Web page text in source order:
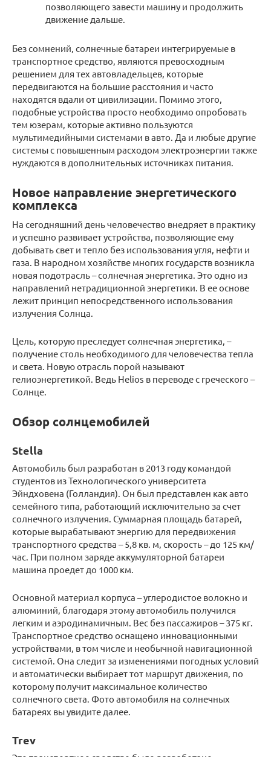
позволяющего завести машину и продолжить
движение дальше.
Без сомнений, солнечные батареи интегрируемые в
транспортное средство, являются превосходным
решением для тех автовладельцев, которые
передвигаются на большие расстояния и часто
находятся вдали от цивилизации. Помимо этого,
подобные устройства просто необходимо опробовать
тем юзерам, которые активно пользуются
мультимедийными системами в авто. Да и любые другие
системы с повышенным расходом электроэнергии также
нуждаются в дополнительных источниках питания.
Новое направление энергетического
комплекса
На сегодняшний день человечество внедряет в практику
и успешно развивает устройства, позволяющие ему
добывать свет и тепло без использования угля, нефти и
газа. В народном хозяйстве многих государств возникла
новая подотрасль – солнечная энергетика. Это одно из
направлений нетрадиционной энергетики. В ее основе
лежит принцип непосредственного использования
излучения Солнца.
Цель, которую преследует солнечная энергетика, –
получение столь необходимого для человечества тепла
и света. Новую отрасль порой называют
гелиоэнергетикой. Ведь Helios в переводе с греческого –
Солнце.
Обзор солнцемобилей
Stella
Автомобиль был разработан в 2013 году командой
студентов из Технологического университета
Эйндховена (Голландия). Он был представлен как авто
семейного типа, работающий исключительно за счет
солнечного излучения. Суммарная площадь батарей,
которые вырабатывают энергию для передвижения
транспортного средства – 5,8 кв. м, скорость – до 125 км/
час. При полном заряде аккумуляторной батареи
машина проедет до 1000 км.
Основной материал корпуса – углеродистое волокно и
алюминий, благодаря этому автомобиль получился
легким и аэродинамичным. Вес без пассажиров – 375 кг.
Транспортное средство оснащено инновационными
устройствами, в том числе и необычной навигационной
системой. Она следит за изменениями погодных условий
и автоматически выбирает тот маршрут движения, по
которому получит максимальное количество
солнечного света. Фото автомобиля на солнечных
батареях вы увидите далее.
Trev